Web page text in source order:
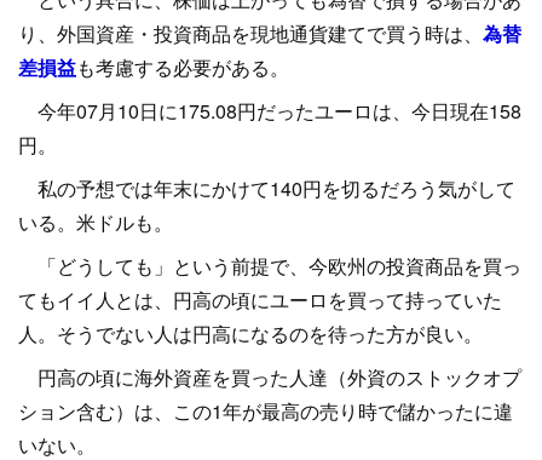
り、外国資産・投資商品を現地通貨建てで買う時は、 為替
差損益も考慮する必要がある。
今年07月10日に175.08円だったユーロは、今日現在158
円。
私の予想では年末にかけて140円を切るだろう気がして
いる。米ドルも。
「どうしても」という前提で、今欧州の投資商品を買っ
てもイイ人とは、円高の頃にユーロを買って持っていた
人。そうでない人は円高になるのを待った方が良い。
円高の頃に海外資産を買った人達（外資のストックオプ
ション含む）は、この1年が最高の売り時で儲かったに違
いない。